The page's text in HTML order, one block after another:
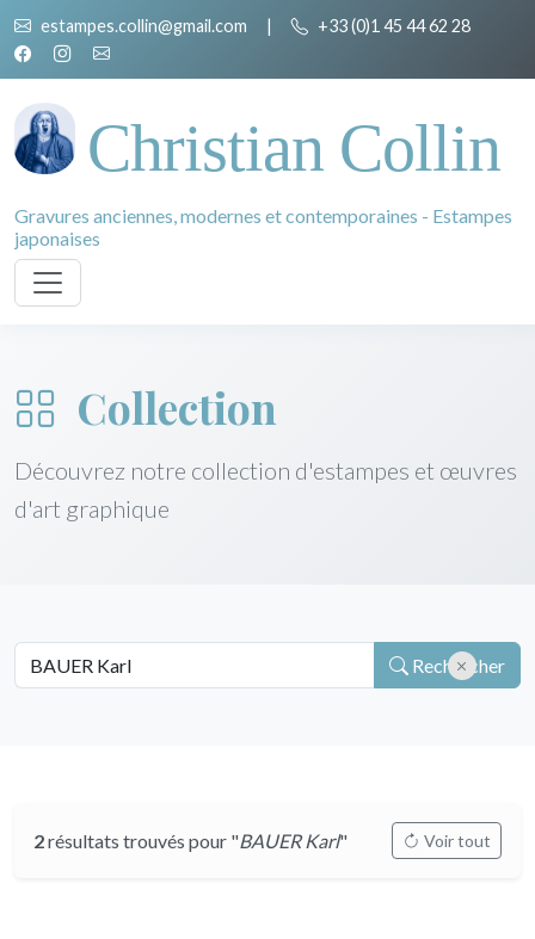
estampes.collin@gmail.com | +33 (0)1 45 44 62 28
Christian Collin
Gravures anciennes, modernes et contemporaines - Estampes
japonaises
Collection
Découvrez notre collection d'estampes et œuvres
d'art graphique
Rechercher
2résultats trouvés pour "BAUER Karl" Voir tout